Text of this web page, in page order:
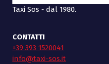
Taxi Sos - dal 1980.
CONTATTI
+39 393 1520041
info@taxi-sos.it